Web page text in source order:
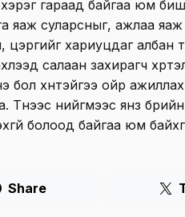
хэрэг гараад байгаа юм
яаж суларсныг, ажлаа
цэргийг хариуцдаг
салаан захирагч
бол хүнтэйгээ ойр
Түүнээс нийгмээс янз бүрийн
болоод байгаа юм
Share